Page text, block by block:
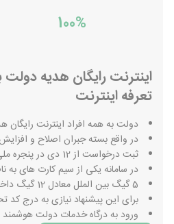
100%
اینترنت رایگان هدیه دولت
تعرفه اینترنت
دولت به همه افراد اینترنت رایگان
در واقع بسته جبران اصلاح و
ثبت درخواست از 12 دی در پنجره ملی خدمات دولت هوشمند
در سامانه یکی از سیم کارت های
5 گیگ بین الملل معادل 12 گیگ داخلی با انقضای 14 فروردین
برای این پیشنهاد نیازی به درج
ورود به درگاه خدمات دولت